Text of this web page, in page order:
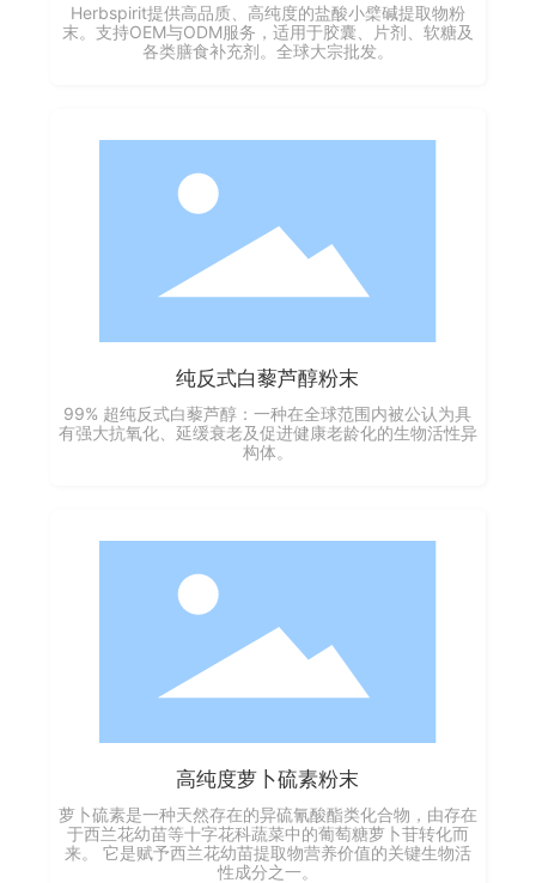
Herbspirit提供高品质、高纯度的盐酸小檗碱提取物粉
末。支持OEM与ODM服务，适用于胶囊、片剂、软糖及
各类膳食补充剂。全球大宗批发。
纯反式白藜芦醇粉末
99% 超纯反式白藜芦醇：一种在全球范围内被公认为具
有强大抗氧化、延缓衰老及促进健康老龄化的生物活性异
构体。
高纯度萝卜硫素粉末
萝卜硫素是一种天然存在的异硫氰酸酯类化合物，由存在
于西兰花幼苗等十字花科蔬菜中的葡萄糖萝卜苷转化而
来。 它是赋予西兰花幼苗提取物营养价值的关键生物活
性成分之一。